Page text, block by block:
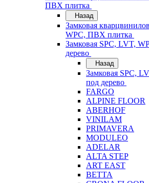
ПВХ плитка
Назад
Замковая
WPC, ПВХ плитка
Замковая SPC, LVT,
дерево
Назад
Замковая SPC,
под дерево
FARGO
ALPINE FLOOR
ABERHOF
VINILAM
PRIMAVERA
MODULEO
ADELAR
ALTA STEP
ART EAST
BETTA